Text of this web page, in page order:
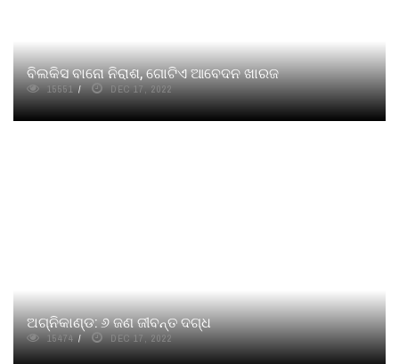
ବିଲକିସ ବାନୋ ନିରାଶ, ଗୋଟିଏ ଆବେଦନ ଖାରଜ
15551 DEC 17, 2022
ଅଗ୍ନିକାଣ୍ଡ: ୬ ଜଣ ଜୀବନ୍ତ ଦଗ୍ଧ
15474 DEC 17, 2022